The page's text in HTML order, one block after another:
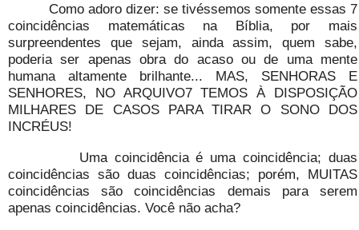
Como adoro dizer: se tivéssemos somente essas 7
coincidências matemáticas na Bíblia, por mais
surpreendentes que sejam, ainda assim, quem sabe,
poderia ser apenas obra do acaso ou de uma mente
humana altamente brilhante... MAS, SENHORAS E
SENHORES, NO ARQUIVO7 TEMOS À DISPOSIÇÃO
MILHARES DE CASOS PARA TIRAR O SONO DOS
INCRÉUS!
Uma coincidência é uma coincidência; duas
coincidências são duas coincidências; porém, MUITAS
coincidências são coincidências demais para serem
apenas coincidências. Você não acha?